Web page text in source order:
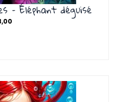
– Éléphant déguisé